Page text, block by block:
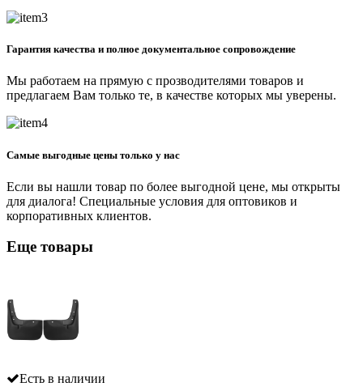
Гарантия качества и полное документальное сопровождение
Мы работаем на прямую с прозводителями товаров и
предлагаем Вам только те, в качестве которых мы уверены.
Самые выгодные цены только у нас
Если вы нашли товар по более выгодной цене, мы открыты
для диалога! Специальные условия для оптовиков и
корпоративных клиентов.
Еще товары
Есть в наличии